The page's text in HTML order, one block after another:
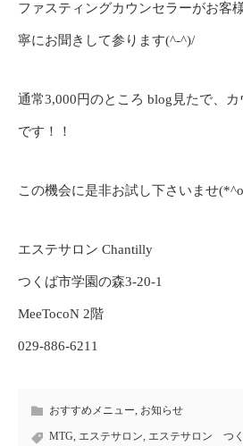
ファスティングカウンセラーがお客
寧にお聞きして参ります(^-^)/
通常3,000円のところ blog見たで、
です！！
この機会に是非お試し下さいませ
エステサロン Chantilly
つくば市学園の森3-20-1
MeeTocoN 2階
029-886-6211
おすすめメニュー, お知らせ
MTG, エステサロン, エステサロン つ